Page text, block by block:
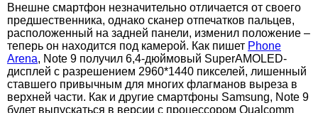
Внешне смартфон незначительно отличается от своего
предшественника, однако сканер отпечатков пальцев,
расположенный на задней панели, изменил положение –
теперь он находится под камерой. Как пишет Phone
Arena, Note 9 получил 6,4-дюймовый SuperAMOLED-
дисплей с разрешением 2960*1440 пикселей, лишенный
ставшего привычным для многих флагманов выреза в
верхней части. Как и другие смартфоны Samsung, Note 9
будет выпускаться в версии с процессором Qualcomm